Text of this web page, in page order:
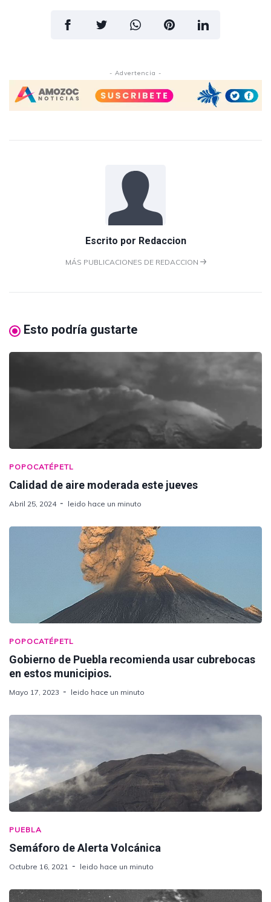
- Advertencia -
Escrito por Redaccion
MÁS PUBLICACIONES DE REDACCION
Esto podría gustarte
POPOCATÉPETL
Calidad de aire moderada este jueves
Abril 25, 2024 leido hace un minuto
POPOCATÉPETL
Gobierno de Puebla recomienda usar cubrebocas
en estos municipios.
Mayo 17, 2023 leido hace un minuto
PUEBLA
Semáforo de Alerta Volcánica
Octubre 16, 2021 leido hace un minuto